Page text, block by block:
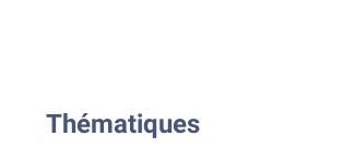
Thématiques